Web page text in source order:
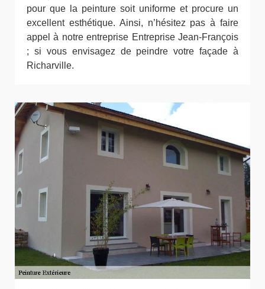
pour que la peinture soit uniforme et procure un
excellent esthétique. Ainsi, n’hésitez pas à faire
appel à notre entreprise Entreprise Jean-François
; si vous envisagez de peindre votre façade à
Richarville.